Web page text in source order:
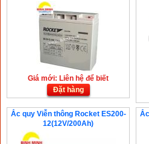
Giá mới: Liên hệ để biết
Đặt hàng
Ắc quy Viễn thông Rocket ES200-
12(12V/200Ah)